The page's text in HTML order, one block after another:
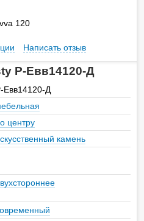
120
Написать отзыв
Р-Евв14120-Д
Евв14120-Д
центру
камень